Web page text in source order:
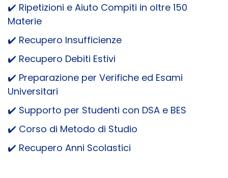
✔️ Ripetizioni e Aiuto Compiti in oltre 150
Materie
✔️ Recupero Insufficienze
✔️ Recupero Debiti Estivi
✔️ Preparazione per Verifiche ed Esami
Universitari
✔️ Supporto per Studenti con DSA e BES
✔️ Corso di Metodo di Studio
✔️ Recupero Anni Scolastici